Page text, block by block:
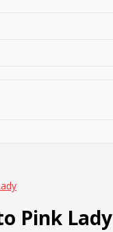
Pink Lady